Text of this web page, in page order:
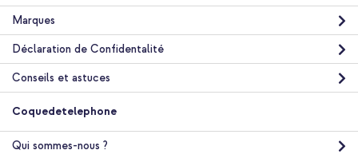
Marques
Déclaration de Confidentalité
Conseils et astuces
Coquedetelephone
Qui sommes-nous ?